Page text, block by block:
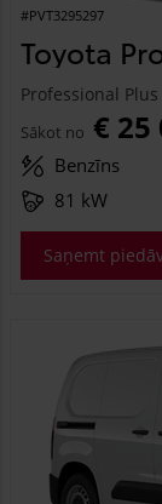
#PVT3295297
Toyota
Professional
Sākot no € 25
Benzīns
81 kW
Saņemt